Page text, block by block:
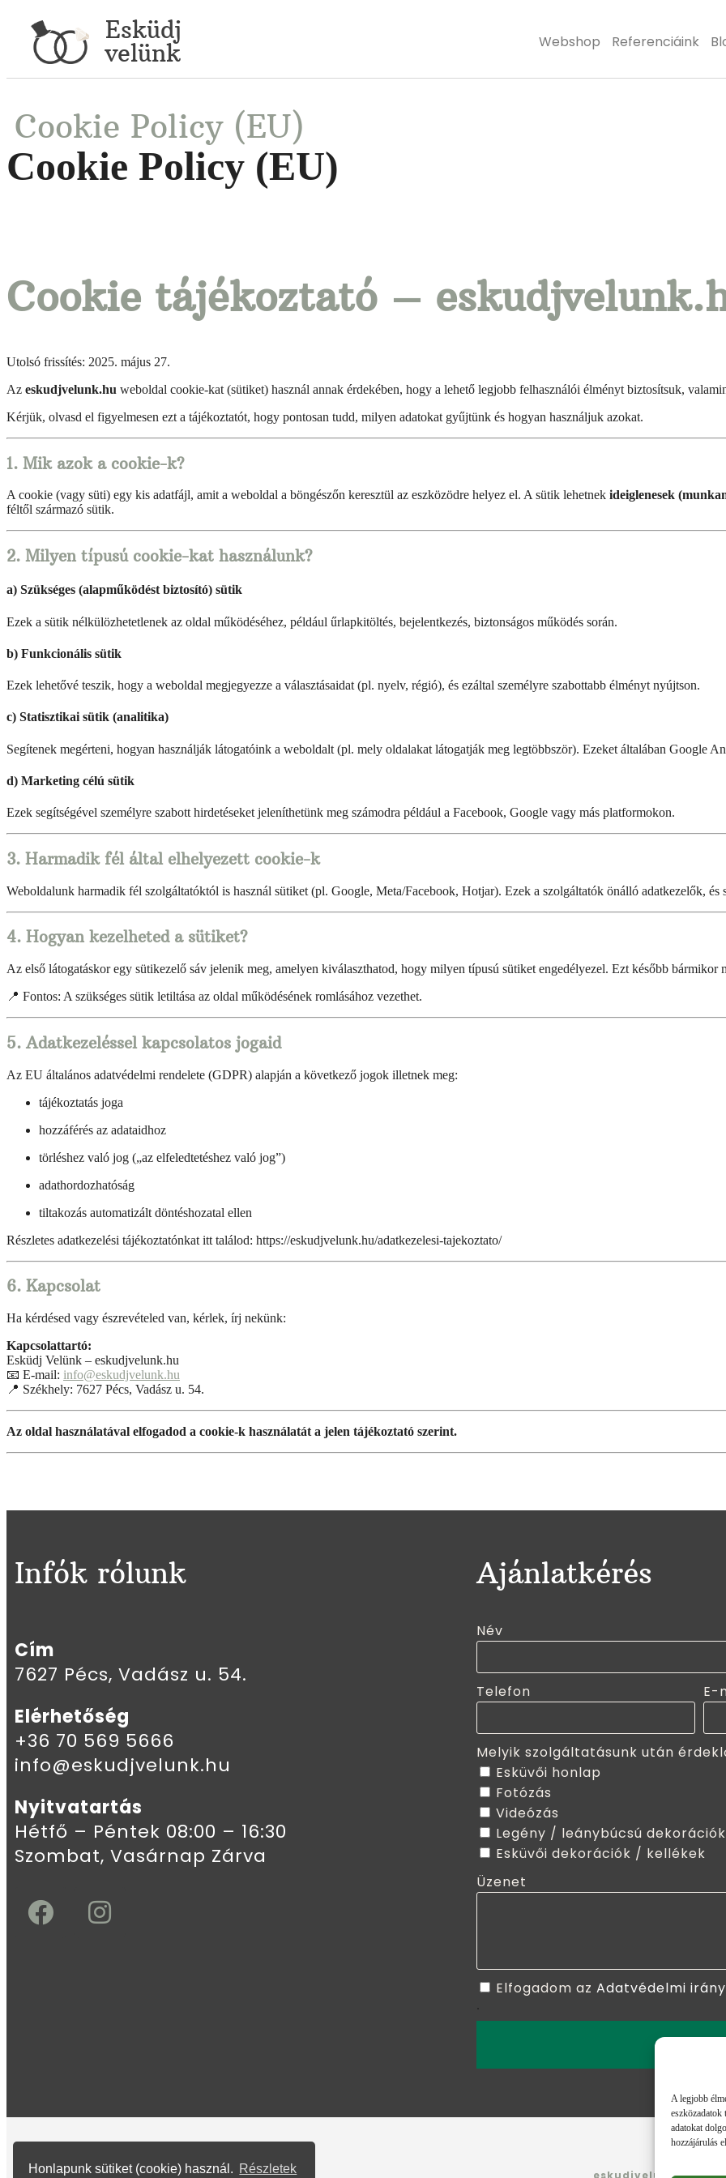
A legjobb
eszközadatok
adatokat
hozzájárulás
Honlapunk sütiket (cookie) használ. Részletek
Esküdj
velünk
Webshop Referenciáink
Cookie Policy (EU)
Cookie Policy (EU)
Cookie tájékoztató –
Utolsó frissítés: 2025. május 27.
Az eskudjvelunk.hu weboldal cookie-kat (sütiket) használ annak érdekében, hogy a lehető legjobb felhasználói élményt biztosítsuk,
Kérjük, olvasd el figyelmesen ezt a tájékoztatót, hogy pontosan tudd, milyen adatokat gyűjtünk és hogyan használjuk azokat.
1. Mik azok a cookie-k?
A cookie (vagy süti) egy kis adatfájl, amit a weboldal a böngészőn keresztül az eszközödre helyez el. A sütik lehetnek ideiglenesek
féltől származó sütik.
2. Milyen típusú cookie-kat használunk?
a) Szükséges (alapműködést biztosító) sütik
Ezek a sütik nélkülözhetetlenek az oldal működéséhez, például űrlapkitöltés, bejelentkezés, biztonságos működés során.
b) Funkcionális sütik
Ezek lehetővé teszik, hogy a weboldal megjegyezze a választásaidat (pl. nyelv, régió), és ezáltal személyre szabottabb élményt nyújtson.
c) Statisztikai sütik (analitika)
Segítenek megérteni, hogyan használják látogatóink a weboldalt (pl. mely oldalakat látogatják meg legtöbbször). Ezeket általában Google
d) Marketing célú sütik
Ezek segítségével személyre szabott hirdetéseket jeleníthetünk meg számodra például a Facebook, Google vagy más platformokon.
3. Harmadik fél által elhelyezett cookie-k
Weboldalunk harmadik fél szolgáltatóktól is használ sütiket (pl. Google, Meta/Facebook, Hotjar). Ezek a szolgáltatók önálló adatkezelők, és
4. Hogyan kezelheted a sütiket?
Az első látogatáskor egy sütikezelő sáv jelenik meg, amelyen kiválaszthatod, hogy milyen típusú sütiket engedélyezel. Ezt később bármikor
📍 Fontos: A szükséges sütik letiltása az oldal működésének romlásához vezethet.
5. Adatkezeléssel kapcsolatos jogaid
Az EU általános adatvédelmi rendelete (GDPR) alapján a következő jogok illetnek meg:
tájékoztatás joga
hozzáférés az adataidhoz
törléshez való jog („az elfeledtetéshez való jog”)
adathordozhatóság
tiltakozás automatizált döntéshozatal ellen
Részletes adatkezelési tájékoztatónkat itt találod: https://eskudjvelunk.hu/adatkezelesi-tajekoztato/
6. Kapcsolat
Ha kérdésed vagy észrevételed van, kérlek, írj nekünk:
Kapcsolattartó:
Esküdj Velünk – eskudjvelunk.hu
📧 E-mail: info@eskudjvelunk.hu
📍 Székhely: 7627 Pécs, Vadász u. 54.
Az oldal használatával elfogadod a cookie-k használatát a jelen tájékoztató szerint.
Infók rólunk
Cím
7627 Pécs, Vadász u. 54.
Elérhetőség
+36 70 569 5666
info@eskudjvelunk.hu
Nyitvatartás
Hétfő – Péntek 08:00 – 16:30
Szombat, Vasárnap Zárva
Ajánlatkérés
Név
Telefon E-
Melyik szolgáltatásunk után
Esküvői honlap
Fotózás
Videózás
Legény / leánybúcsú
Esküvői dekorációk / kellékek
Üzenet
Elfogadom az Adatvédelmi
eskudjvelunk.hu